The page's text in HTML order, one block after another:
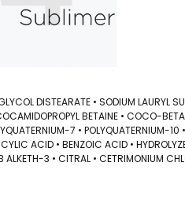
DISTEARATE • SODIUM LAURYL
BETAINE • COCO-
7 • POLYQUATERNIUM-
ACID • BENZOIC ACID •
3 • CITRAL • CETRIMONIUM